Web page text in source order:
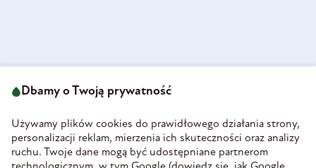
58-160 Świebodzice
REGON 890213034
INFORMACJE
Dbamy o Twoją prywatność
Używamy plików cookies do prawidłowego działania strony,
personalizacji reklam, mierzenia ich skuteczności oraz analizy
ruchu. Twoje dane mogą być udostępniane partnerom